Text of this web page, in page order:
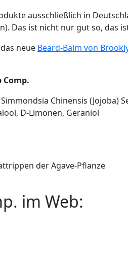
ausschließlich in
Das ist nicht nur gut so, das
neue Beard-Balm von
Chinensis
D-Limonen, Geraniol
der Agave-Pflanze
im Web: